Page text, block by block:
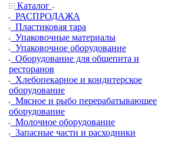
Каталог
РАСПРОДАЖА
Пластиковая тара
Упаковочные материалы
Упаковочное оборудование
Оборудование для общепита и
ресторанов
Хлебопекарное и кондитерское
оборудование
Мясное и рыбо перерабатывающее
оборудование
Молочное оборудование
Запасные части и расходники